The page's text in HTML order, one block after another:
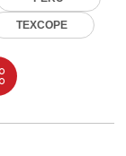
TEXCOPE